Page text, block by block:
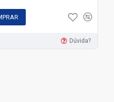
Dúvida?